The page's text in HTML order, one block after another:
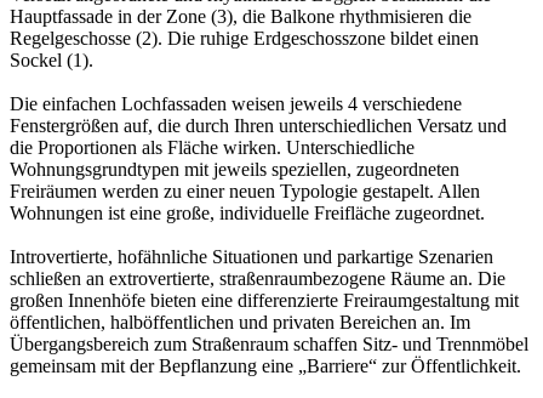
Hauptfassade in der Zone (3), die Balkone rhythmisieren die
Regelgeschosse (2). Die ruhige Erdgeschosszone bildet einen
Sockel (1).
Die einfachen Lochfassaden weisen jeweils 4 verschiedene
Fenstergrößen auf, die durch Ihren unterschiedlichen Versatz und
die Proportionen als Fläche wirken. Unterschiedliche
Wohnungsgrundtypen mit jeweils speziellen, zugeordneten
Freiräumen werden zu einer neuen Typologie gestapelt. Allen
Wohnungen ist eine große, individuelle Freifläche zugeordnet.
Introvertierte, hofähnliche Situationen und parkartige Szenarien
schließen an extrovertierte, straßenraumbezogene Räume an. Die
großen Innenhöfe bieten eine differenzierte Freiraumgestaltung mit
öffentlichen, halböffentlichen und privaten Bereichen an. Im
Übergangsbereich zum Straßenraum schaffen Sitz- und Trennmöbel
gemeinsam mit der Bepflanzung eine „Barriere“ zur Öffentlichkeit.